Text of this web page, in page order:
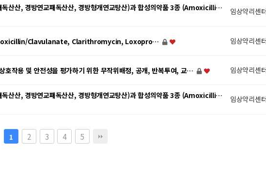
독산산, 경방연교패독산산, 경방형개연교탕산)과 합성의약품 3종 (Amoxicilli… 임상약리센
(Amoxicillin/Clavulanate, Clarithromycin, Loxopro… 임상약리센
작용 및 안전성을 평가하기 위한 무작위배정, 공개, 반복투여, 교… 임상약리센
독산산, 경방연교패독산산, 경방형개연교탕산)과 합성의약품 3종 (Amoxicilli… 임상약리센
1 2 3 4 5